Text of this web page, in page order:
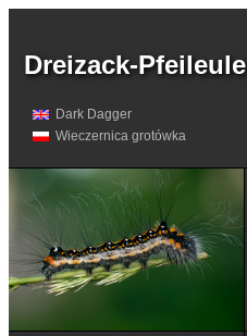
Dreizack-Pfeileule
Dark Dagger
Wieczernica grotówka